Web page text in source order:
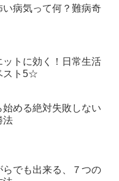
い病気って何？難病奇
ットに効く！日常生活
スト5☆
める絶対失敗しない
法
らでも出来る、７つの